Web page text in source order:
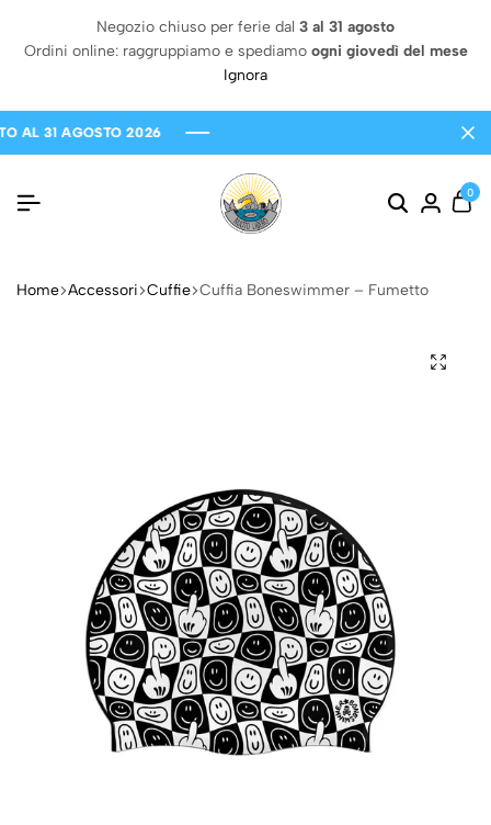
Negozio chiuso per ferie dal 3 al 31 agosto
Ordini online: raggruppiamo e spediamo ogni giovedì del mese
Ignora
31 AGOSTO 2026
31 AGOSTO 2026
31 AGOSTO 2026
0
Home Accessori Cuffie Cuffia Boneswimmer – Fumetto